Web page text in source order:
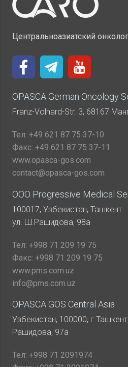
Центральноазиатский
OPASCA German Oncology
Franz-Volhard-Str. 3, 68167
Тел: +49 621 87 75 37-10
Факс: +49 621 87 75 37-11
www.opasca-gos.com
contact@opasca-gos.com
ООО Progressive Medical
100017, Узбекистан, Ташкент
ул. Ш.Рашидова, 98а
Тел: +998 71 209 19 75
Факс: +998 71 209 19 75
www.pms.com.uz
info@pms.com.uz
OPASCA GOS Central Asia
Узбекистан, 100000,
Рашидова, 97а
Тел: +998 71 2091974